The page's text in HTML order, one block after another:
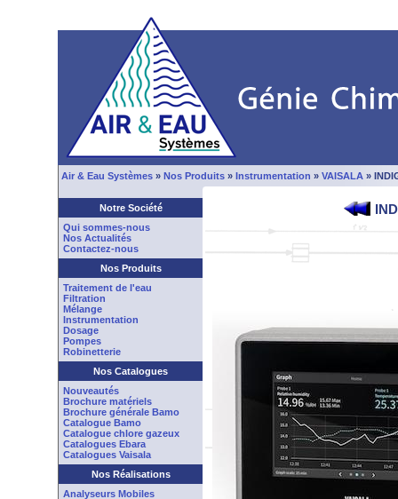
Air & Eau Systèmes » Nos Produits » Instrumentation » VAISALA »
Notre Société
Qui sommes-nous
Nos Actualités
Contactez-nous
Nos Produits
Traitement de l'eau
Filtration
Mélange
Instrumentation
Dosage
Pompes
Robinetterie
Nos Catalogues
Nouveautés
Brochure matériels
Brochure générale Bamo
Catalogue Bamo
Catalogue chlore gazeux
Catalogues Ebara
Catalogues Vaisala
Nos Réalisations
Analyseurs Mobiles